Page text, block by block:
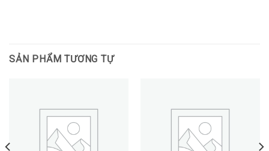
SẢN PHẨM TƯƠNG TỰ